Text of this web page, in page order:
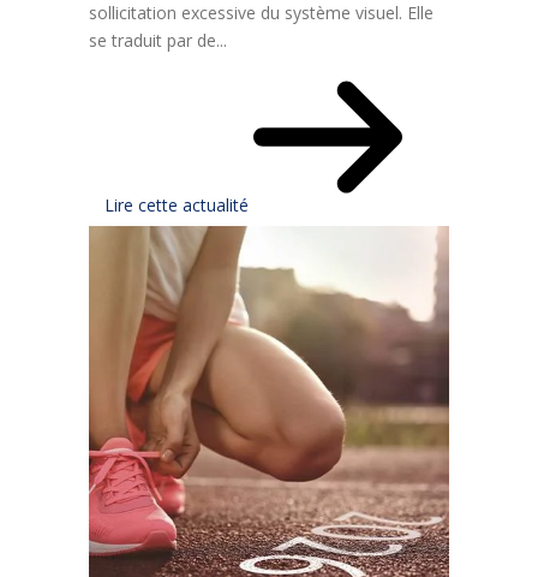
sollicitation excessive du système visuel. Elle
se traduit par de...
Lire cette actualité